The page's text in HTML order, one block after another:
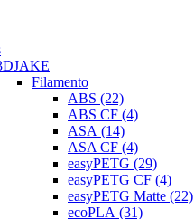
Filamento
ABS (22)
ABS CF (4)
ASA (14)
ASA CF (4)
easyPETG (29)
easyPETG CF (4)
easyPETG Matte (22)
ecoPLA (31)